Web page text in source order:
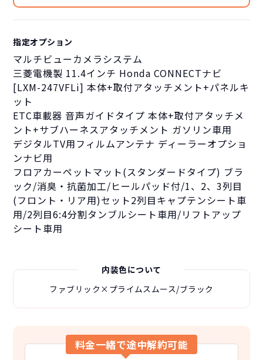
指定オプション
マルチビューカメラシステム
三菱電機製 11.4インチ Honda CONNECTナビ
[LXM-247VFLi] 本体+取付アタッチメント+パネルキ
ット
ETC車載器 音声ガイドタイプ 本体+取付アタッチメ
ント+サブハーネスアタッチメント ガソリン車用
デジタルTV用フィルムアンテナ ディーラーオプショ
ンナビ用
フロアカーペットマット(スタンダードタイプ) ブラ
ック/消臭・抗菌加工/ヒールパッド付/1、2、3列目
(フロント・リア用)セット2列目キャプテンシート車
用/2列目6:4分割タンブルシート車用/リフトアップ
シート車用
内装色について
ファブリック×プライムスムース/ブラック
料金一緒で途中解約可能